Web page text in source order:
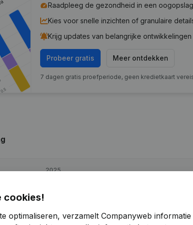
Raadpleeg de gezondheid in een oogopslag
Kies voor snelle inzichten of granulaire
Krijg updates van belangrijke ontwikkelingen
Probeer gratis Meer ontdekken
7 dagen gratis proefperiode, geen kredietkaart
2025
€28.690
€86.150 49,93%
cookies!
optimaliseren, verzamelt Companyweb